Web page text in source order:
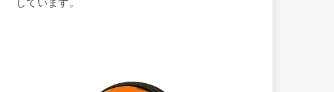
しています。